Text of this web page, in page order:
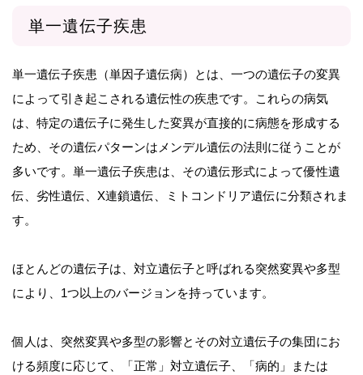
単一遺伝子疾患
単一遺伝子疾患（単因子遺伝病）とは、一つの遺伝子の変異
によって引き起こされる遺伝性の疾患です。これらの病気
は、特定の遺伝子に発生した変異が直接的に病態を形成する
ため、その遺伝パターンはメンデル遺伝の法則に従うことが
多いです。単一遺伝子疾患は、その遺伝形式によって優性遺
伝、劣性遺伝、X連鎖遺伝、ミトコンドリア遺伝に分類されま
す。
ほとんどの遺伝子は、対立遺伝子と呼ばれる突然変異や多型
により、1つ以上のバージョンを持っています。
個人は、突然変異や多型の影響とその対立遺伝子の集団にお
ける頻度に応じて、「正常」対立遺伝子、「病的」または